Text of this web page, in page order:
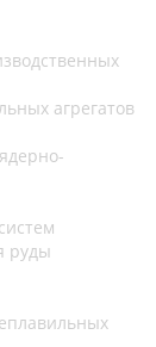
агрегатов
руды